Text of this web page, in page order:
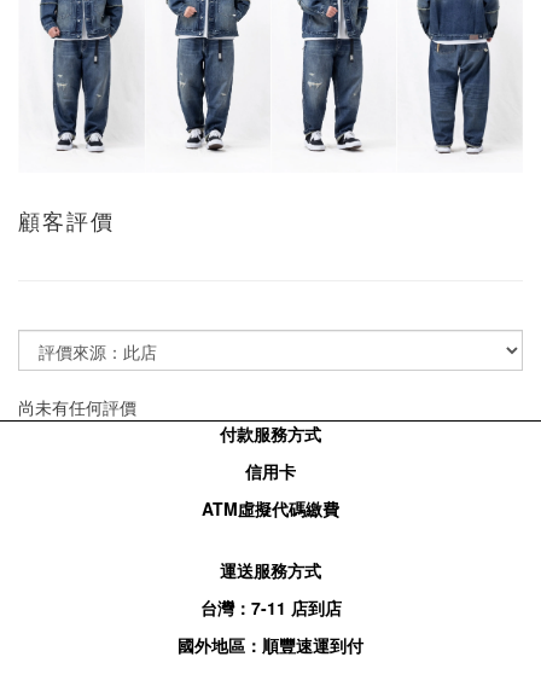
顧客評價
尚未有任何評價
付款服務方式
信用卡
ATM虛擬代碼繳費
運送服務方式
台灣： 7-11 店到店
國外地區：順豐速運到付